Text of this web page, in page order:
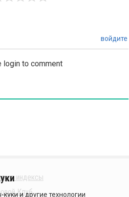
войдите
login to comment
индексы
Клуб